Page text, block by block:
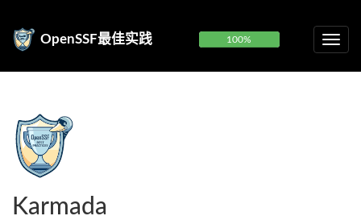
OpenSSF最佳实践 100%
Karmada